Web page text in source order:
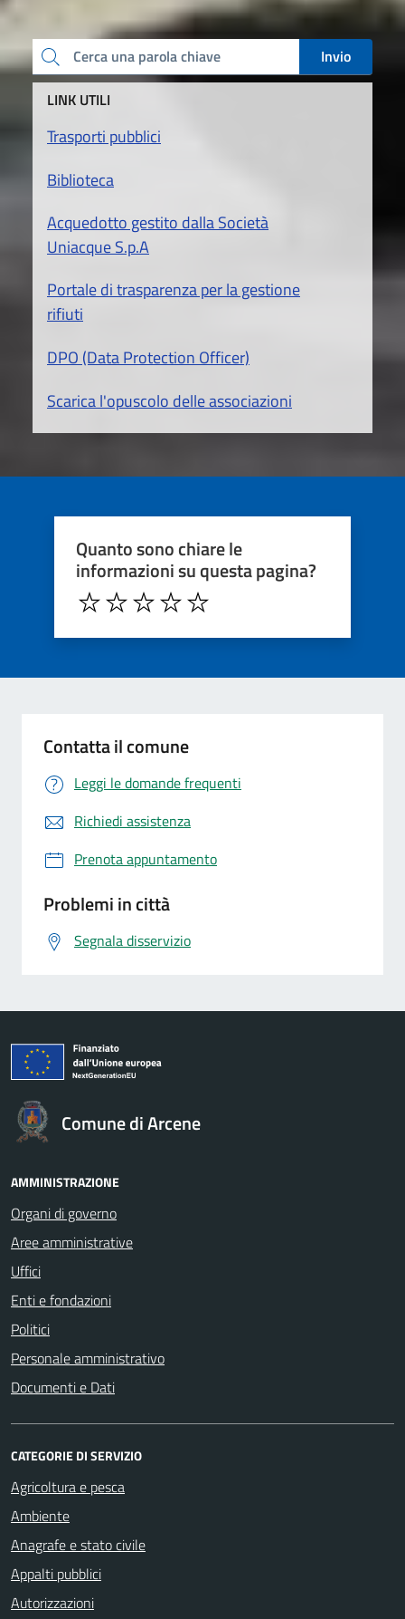
Cerca una parola chiave Invio
LINK UTILI
Trasporti pubblici
Biblioteca
Acquedotto gestito dalla Società
Uniacque S.p.A
Portale di trasparenza per la gestione
rifiuti
DPO (Data Protection Officer)
Scarica l'opuscolo delle associazioni
Quanto sono chiare le
informazioni su questa pagina?
Contatta il comune
Leggi le domande frequenti
Richiedi assistenza
Prenota appuntamento
Problemi in città
Segnala disservizio
Comune di Arcene
AMMINISTRAZIONE
Organi di governo
Aree amministrative
Uffici
Enti e fondazioni
Politici
Personale amministrativo
Documenti e Dati
CATEGORIE DI SERVIZIO
Agricoltura e pesca
Ambiente
Anagrafe e stato civile
Appalti pubblici
Autorizzazioni